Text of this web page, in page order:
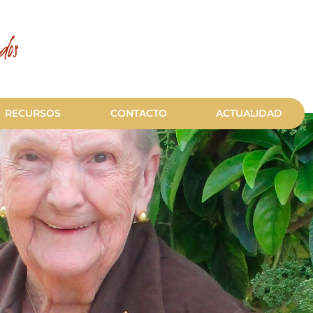
RECURSOS CONTACTO ACTUALIDAD